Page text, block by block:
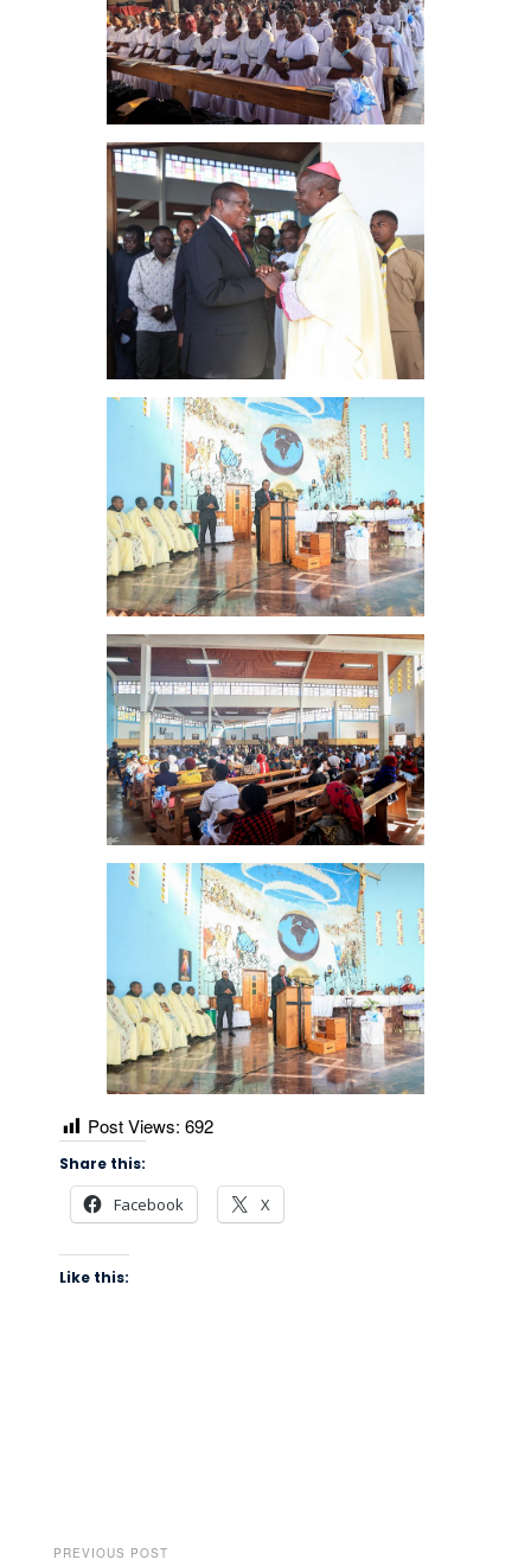
Post Views: 692
Share this:
Facebook X
Like this:
PREVIOUS POST